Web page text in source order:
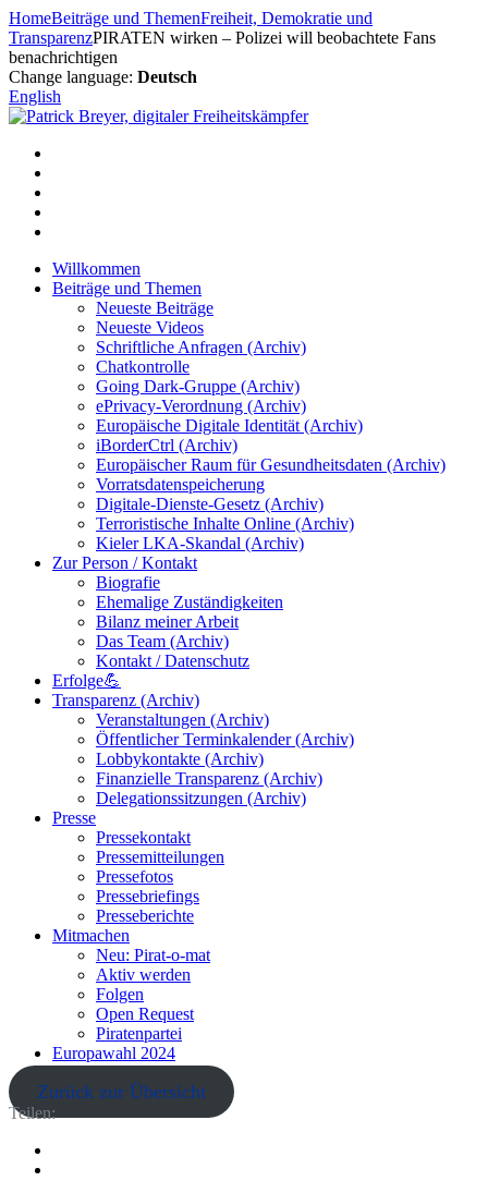
Zum
Inhalt
springen
HomeBeiträge und ThemenFreiheit, Demokratie und
TransparenzPIRATEN wirken – Polizei will beobachtete Fans
benachrichtigen
Change language: Deutsch
English
Willkommen
Beiträge und Themen
Neueste Beiträge
Neueste Videos
Schriftliche Anfragen (Archiv)
Chatkontrolle
Going Dark-Gruppe (Archiv)
ePrivacy-Verordnung (Archiv)
Europäische Digitale Identität (Archiv)
iBorderCtrl (Archiv)
Europäischer Raum für Gesundheitsdaten (Archiv)
Vorratsdatenspeicherung
Digitale-Dienste-Gesetz (Archiv)
Terroristische Inhalte Online (Archiv)
Kieler LKA-Skandal (Archiv)
Zur Person / Kontakt
Biografie
Ehemalige Zuständigkeiten
Bilanz meiner Arbeit
Das Team (Archiv)
Kontakt / Datenschutz
Erfolge💪
Transparenz (Archiv)
Veranstaltungen (Archiv)
Öffentlicher Terminkalender (Archiv)
Lobbykontakte (Archiv)
Finanzielle Transparenz (Archiv)
Delegationssitzungen (Archiv)
Presse
Pressekontakt
Pressemitteilungen
Pressefotos
Pressebriefings
Presseberichte
Mitmachen
Neu: Pirat-o-mat
Aktiv werden
Folgen
Open Request
Piratenpartei
Europawahl 2024
Zurück zur Übersicht
Teilen: